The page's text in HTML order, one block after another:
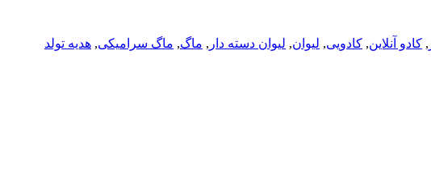
, کادو آنلاین, کادویی, لیوان, لیوان دسته دار , ماگ, ماگ سرامیکی, هدیه تولد